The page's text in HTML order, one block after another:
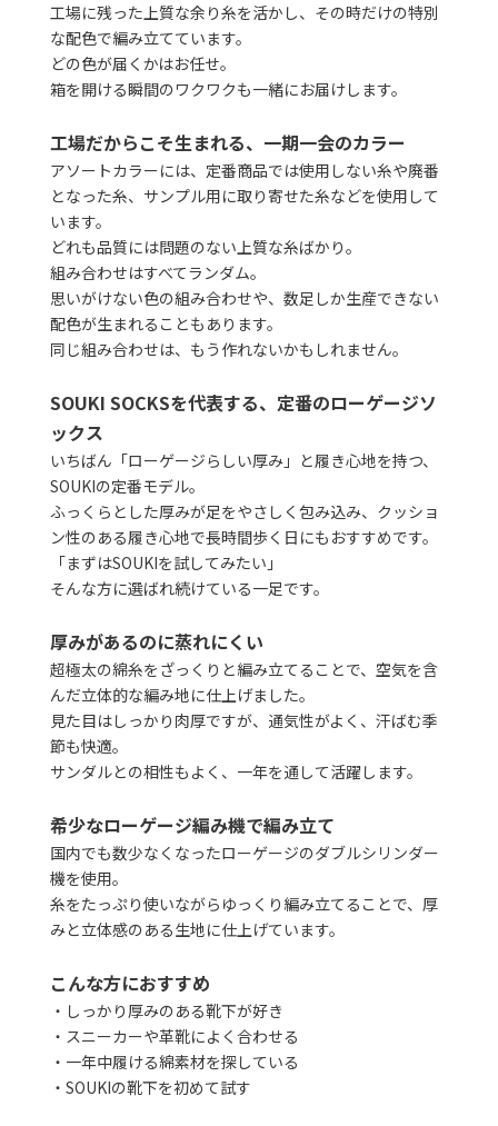
工場に残った上質な余り糸を活かし、その時だけの特別
な配色で編み立てています。
どの色が届くかはお任せ。
箱を開ける瞬間のワクワクも一緒にお届けします。
工場だからこそ生まれる、一期一会のカラー
アソートカラーには、定番商品では使用しない糸や廃番
となった糸、サンプル用に取り寄せた糸などを使用して
います。
どれも品質には問題のない上質な糸ばかり。
組み合わせはすべてランダム。
思いがけない色の組み合わせや、数足しか生産できない
配色が生まれることもあります。
同じ組み合わせは、もう作れないかもしれません。
SOUKI SOCKSを代表する、定番のローゲージソ
ックス
いちばん「ローゲージらしい厚み」と履き心地を持つ、
SOUKIの定番モデル。
ふっくらとした厚みが足をやさしく包み込み、クッショ
ン性のある履き心地で長時間歩く日にもおすすめです。
「まずはSOUKIを試してみたい」
そんな方に選ばれ続けている一足です。
厚みがあるのに蒸れにくい
超極太の綿糸をざっくりと編み立てることで、空気を含
んだ立体的な編み地に仕上げました。
見た目はしっかり肉厚ですが、通気性がよく、汗ばむ季
節も快適。
サンダルとの相性もよく、一年を通して活躍します。
希少なローゲージ編み機で編み立て
国内でも数少なくなったローゲージのダブルシリンダー
機を使用。
糸をたっぷり使いながらゆっくり編み立てることで、厚
みと立体感のある生地に仕上げています。
こんな方におすすめ
・しっかり厚みのある靴下が好き
・スニーカーや革靴によく合わせる
・一年中履ける綿素材を探している
・SOUKIの靴下を初めて試す